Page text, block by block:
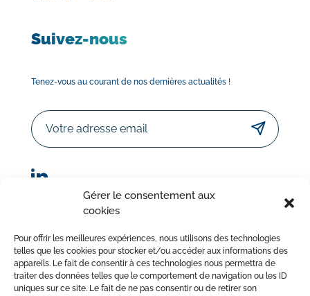
Gérer le consentement aux
cookies
Pour offrir les meilleures expériences, nous utilisons des technologies
telles que les cookies pour stocker et/ou accéder aux informations des
appareils. Le fait de consentir à ces technologies nous permettra de
traiter des données telles que le comportement de navigation ou les ID
uniques sur ce site. Le fait de ne pas consentir ou de retirer son
Suivez-nous
Tenez-vous au courant de nos dernières actualités !
Email
© Sorodist 2023 – Tous droits réservés | Réalisation :
AttrapTemps|Mentions légales|Politique de confidentialité
|Conditions Générales de Vente